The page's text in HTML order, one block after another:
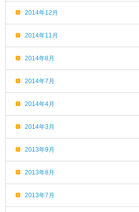
2014年12月
2014年11月
2014年8月
2014年7月
2014年4月
2014年3月
2013年9月
2013年8月
2013年7月